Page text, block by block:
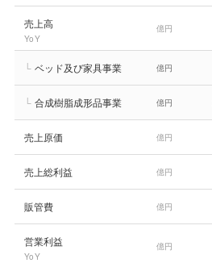
売上高
YoY
億円
└ ベッド及び家具事業 億円
└ 合成樹脂成形品事業 億円
売上原価 億円
売上総利益 億円
販管費 億円
営業利益
YoY
億円